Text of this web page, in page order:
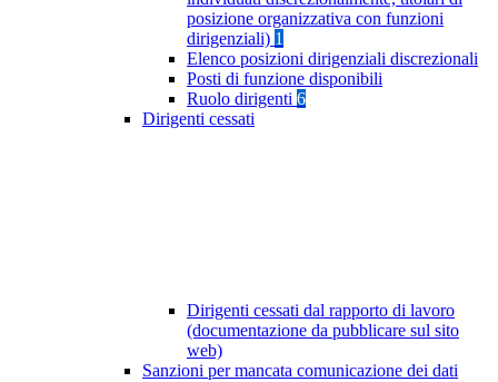
posizione organizzativa con funzioni
dirigenziali) 1
Elenco posizioni dirigenziali discrezionali
Posti di funzione disponibili
Ruolo dirigenti 6
Dirigenti cessati
Dirigenti cessati dal rapporto di lavoro
(documentazione da pubblicare sul sito
web)
Sanzioni per mancata comunicazione dei dati